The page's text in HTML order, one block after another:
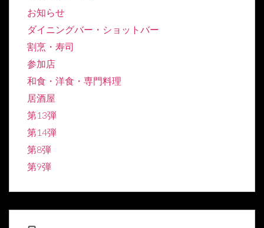
お知らせ
ダイニングバー・ショットバー
割烹・寿司
参加店
和食・洋食・専門料理
居酒屋
第13弾
第14弾
第8弾
第9弾